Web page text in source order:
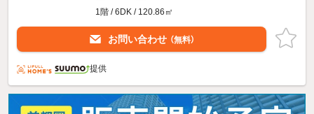
1階 / 6DK / 120.86㎡
お問い合わせ （無料）
提供